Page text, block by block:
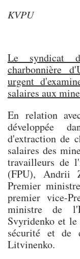
KVPU
Le syndicat
charbonnière
urgent
salaires aux
En relation
développée
d'extraction de
salaires des
travailleurs de
(FPU), Andrii
Premier
premier vice-
ministre de
Svyridenko et
sécurité et de
Litvinenko.